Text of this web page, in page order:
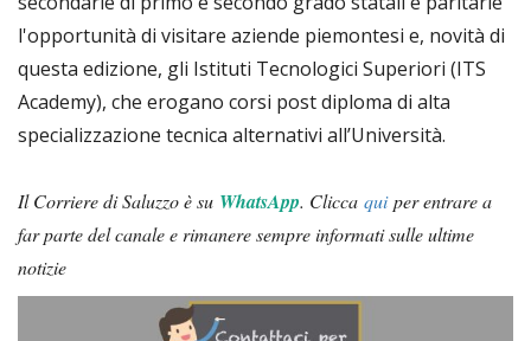
l'opportunità di visitare aziende piemontesi e, novità di
questa edizione, gli Istituti Tecnologici Superiori (ITS
Academy), che erogano corsi post diploma di alta
specializzazione tecnica alternativi all’Università.
Il Corriere di Saluzzo è su WhatsApp. Clicca quiper entrare a
far parte del canale e rimanere sempre informati sulle ultime
notizie